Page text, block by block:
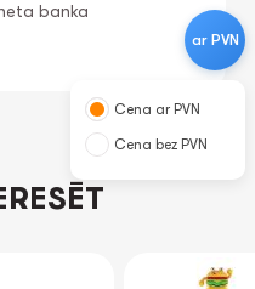
banka
ar PVN
Cena ar PVN
Cena bez PVN